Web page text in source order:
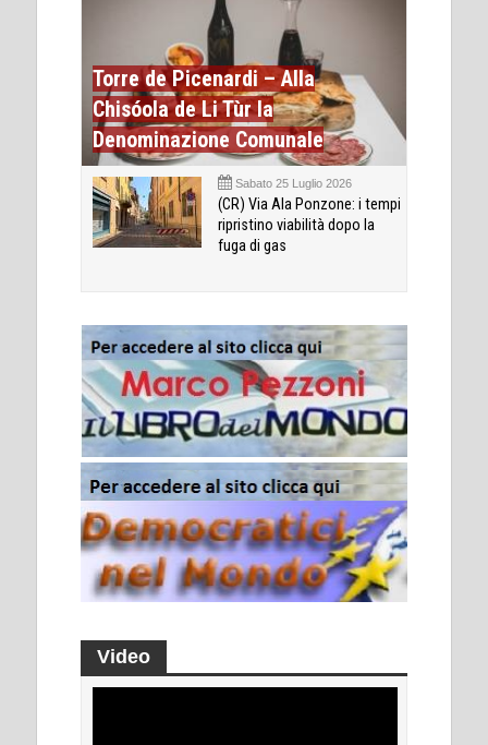
Torre de Picenardi – Alla
Chisóola de Li Tùr la
Denominazione Comunale
Sabato 25 Luglio 2026
(CR) Via Ala Ponzone: i tempi
ripristino viabilità dopo la
fuga di gas
Video